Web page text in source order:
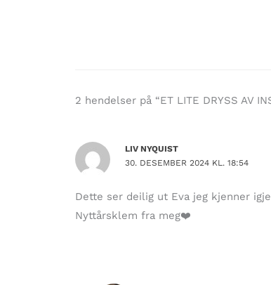
2 hendelser på “ET LITE DRYSS AV
LIV NYQUIST
30. DESEMBER 2024 KL. 18:54
Dette ser deilig ut Eva jeg kjenner
Nyttårsklem fra meg❤️